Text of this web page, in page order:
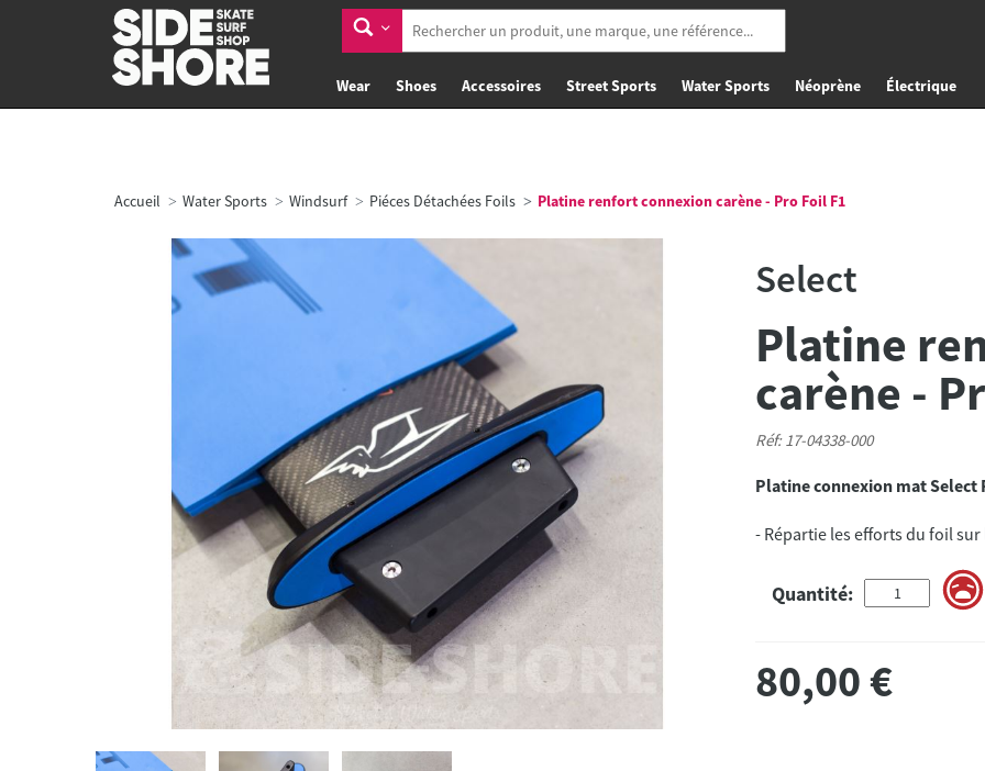
Wear Shoes Accessoires Street Sports Water Sports Néoprène Électrique
Accueil Water Sports Windsurf Piéces Détachées Foils Platine renfort connexion carène - Pro Foil F1
Select
Platine
carène -
Réf: 17-04338-000
Platine connexion mat Select
- Répartie les efforts du foil
Quantité:
80,00€